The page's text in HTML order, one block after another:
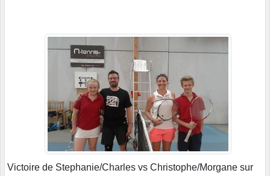
Victoire de Stephanie/Charles vs Christophe/Morgane sur